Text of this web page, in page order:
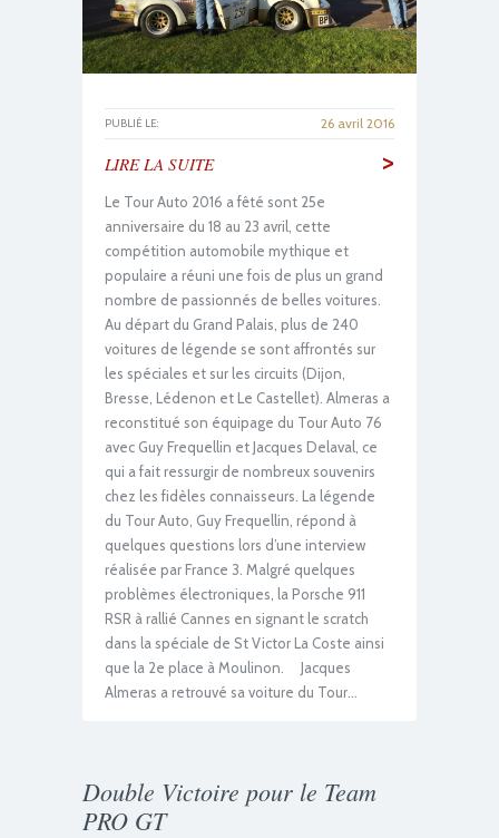
PUBLIÉ LE: 26 avril 2016
LIRE LA SUITE >
Le Tour Auto 2016 a fêté sont 25e
anniversaire du 18 au 23 avril, cette
compétition automobile mythique et
populaire a réuni une fois de plus un grand
nombre de passionnés de belles voitures.
Au départ du Grand Palais, plus de 240
voitures de légende se sont affrontés sur
les spéciales et sur les circuits (Dijon,
Bresse, Lédenon et Le Castellet). Almeras a
reconstitué son équipage du Tour Auto 76
avec Guy Frequellin et Jacques Delaval, ce
qui a fait ressurgir de nombreux souvenirs
chez les fidèles connaisseurs. La légende
du Tour Auto, Guy Frequellin, répond à
quelques questions lors d’une interview
réalisée par France 3. Malgré quelques
problèmes électroniques, la Porsche 911
RSR à rallié Cannes en signant le scratch
dans la spéciale de St Victor La Coste ainsi
que la 2e place à Moulinon. Jacques
Almeras a retrouvé sa voiture du Tour…
Double Victoire pour le Team
PRO GT